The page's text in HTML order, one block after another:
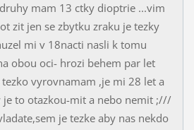
mam 13 ctky dioptrie ...vim
zit jen se zbytku zraku je tezky
mi v 18nacti nasli k tomu
obou oci- hrozi behem par let
vyrovnamam ,je mi 28 let a
to otazkou-mit a nebo nemit ;///
je tezke aby nas nekdo